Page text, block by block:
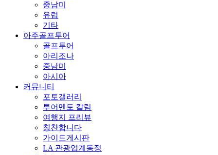
중남미
유럽
기타
아주골프투어
골프투어
아리조나
중남미
아시아
커뮤니티
포토갤러리
투어멘토 칼럼
여행지 프리뷰
칭찬합니다
가이드게시판
LA 관광업계동정